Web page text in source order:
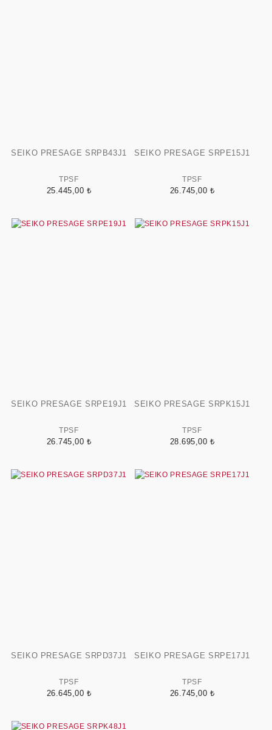
SEIKO PRESAGE SRPB43J1
TPSF
25.445,00 ₺
SEIKO PRESAGE SRPE15J1
TPSF
26.745,00 ₺
SEIKO PRESAGE SRPE19J1
TPSF
26.745,00 ₺
SEIKO PRESAGE SRPK15J1
TPSF
28.695,00 ₺
SEIKO PRESAGE SRPD37J1
TPSF
26.645,00 ₺
SEIKO PRESAGE SRPE17J1
TPSF
26.745,00 ₺